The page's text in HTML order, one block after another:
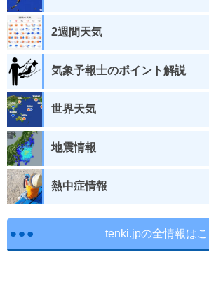
2週間天気
気象予報士のポイント解説
世界天気
地震情報
熱中症情報
tenki.jpの全情報は